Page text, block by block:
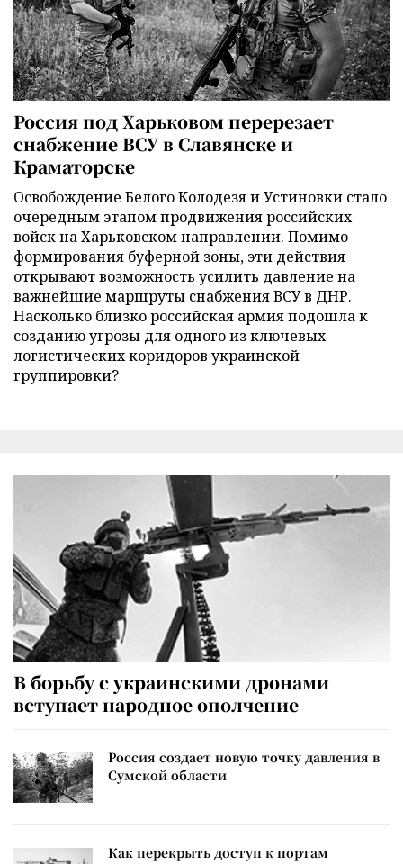
Россия под Харьковом перерезает
снабжение ВСУ в Славянске и
Краматорске
Освобождение Белого Колодезя и Устиновки стало
очередным этапом продвижения российских
войск на Харьковском направлении. Помимо
формирования буферной зоны, эти действия
открывают возможность усилить давление на
важнейшие маршруты снабжения ВСУ в ДНР.
Насколько близко российская армия подошла к
созданию угрозы для одного из ключевых
логистических коридоров украинской
группировки?
В борьбу с украинскими дронами
вступает народное ополчение
Россия создает новую точку давления в
Сумской области
Как перекрыть доступ к портам